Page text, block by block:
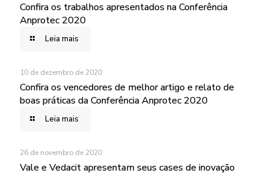
Confira os trabalhos apresentados na Conferência
Anprotec 2020
Leia mais
10 de dezembro de 2020
Confira os vencedores de melhor artigo e relato de
boas práticas da Conferência Anprotec 2020
Leia mais
26 de novembro de 2020
Vale e Vedacit apresentam seus cases de inovação